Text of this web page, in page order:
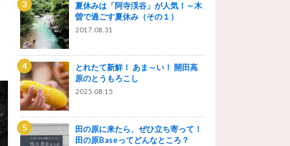
夏休みは「阿寺渓谷」が人気！～木
曽で過ごす夏休み（その１）
2017.08.31
とれたて新鮮！ あま～い！ 開田高
原のとうもろこし
2025.08.15
田の原に来たら、ぜひ立ち寄って！
田の原Baseってどんなところ？